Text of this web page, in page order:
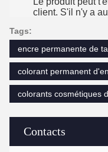
Contacts
client. S'il n'y a
Tags:
encre permanente de
colorant permanent
colorants cosmétiques